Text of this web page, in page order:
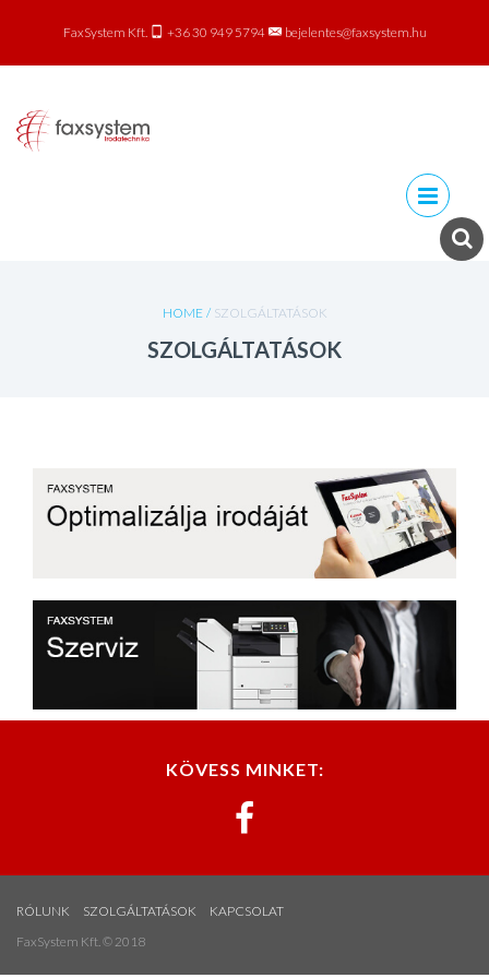
FaxSystem Kft. +36 30 949 5794 bejelentes@faxsystem.hu
Skip to
content
HOME / SZOLGÁLTATÁSOK
SZOLGÁLTATÁSOK
KÖVESS MINKET:
RÓLUNK SZOLGÁLTATÁSOK
KAPCSOLAT
FaxSystem Kft. © 2018